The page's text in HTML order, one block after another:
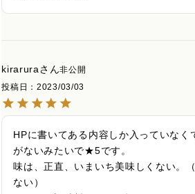
kirarura
非公開
投稿日
2023/03/03
HPに書いてある内容しか入っていなく
がないみたいで★5です。
味は、正直、いまいち美味しくない。
ない）